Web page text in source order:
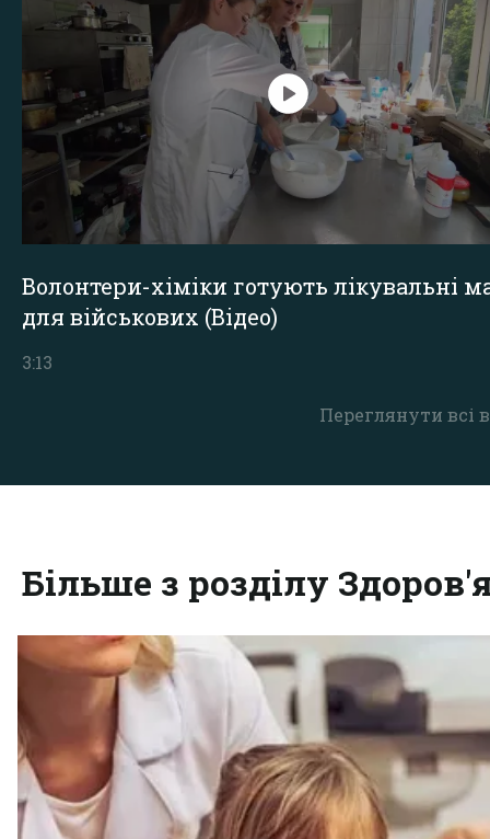
Переглянути всі
Волонтери-хіміки готують лікувальні
для військових (Відео)
3:13
Більше з розділу